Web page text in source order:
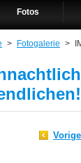
Fotos
> Fotogalerie >